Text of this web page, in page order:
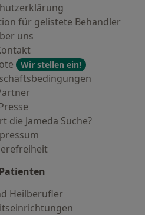
für gelistete Behandler
uns
Wir stellen ein!
die Jameda Suche?
Heilberufler